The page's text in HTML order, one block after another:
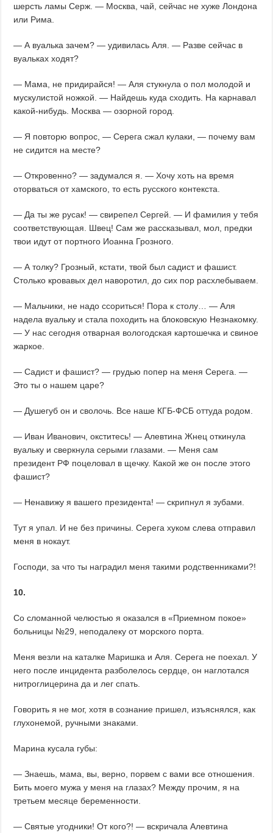
шерсть ламы Серж. — Москва, чай, сейчас не хуже Лондона
или Рима.
— А вуалька зачем? — удивилась Аля. — Разве сейчас в
вуальках ходят?
— Мама, не придирайся! — Аля стукнула о пол молодой и
мускулистой ножкой. — Найдешь куда сходить. На карнавал
какой-нибудь. Москва — озорной город.
— Я повторю вопрос, — Серега сжал кулаки, — почему вам
не сидится на месте?
— Откровенно? — задумался я. — Хочу хоть на время
оторваться от хамского, то есть русского контекста.
— Да ты же русак! — свирепел Сергей. — И фамилия у тебя
соответствующая. Швец! Сам же рассказывал, мол, предки
твои идут от портного Иоанна Грозного.
— А толку? Грозный, кстати, твой был садист и фашист.
Столько кровавых дел наворотил, до сих пор расхлебываем.
— Мальчики, не надо ссориться! Пора к столу… — Аля
надела вуальку и стала походить на блоковскую Незнакомку.
— У нас сегодня отварная вологодская картошечка и свиное
жаркое.
— Садист и фашист? — грудью попер на меня Серега. —
Это ты о нашем царе?
— Душегуб он и сволочь. Все наше КГБ-ФСБ оттуда родом.
— Иван Иванович, окститесь! — Алевтина Жнец откинула
вуальку и сверкнула серыми глазами. — Меня сам
президент РФ поцеловал в щечку. Какой же он после этого
фашист?
— Ненавижу я вашего президента! — скрипнул я зубами.
Тут я упал. И не без причины. Серега хуком слева отправил
меня в нокаут.
Господи, за что ты наградил меня такими родственниками?!
10.
Со сломанной челюстью я оказался в «Приемном покое»
больницы №29, неподалеку от морского порта.
Меня везли на каталке Маришка и Аля. Серега не поехал. У
него после инцидента разболелось сердце, он наглотался
нитроглицерина да и лег спать.
Говорить я не мог, хотя в сознание пришел, изъяснялся, как
глухонемой, ручными знаками.
Марина кусала губы:
— Знаешь, мама, вы, верно, порвем с вами все отношения.
Бить моего мужа у меня на глазах? Между прочим, я на
третьем месяце беременности.
— Святые угодники! От кого?! — вскричала Алевтина